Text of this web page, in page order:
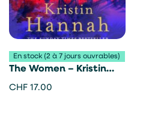
En stock (2 à 7 jours ouvrables)
The Women – Kristin
Hannah
CHF 17.00